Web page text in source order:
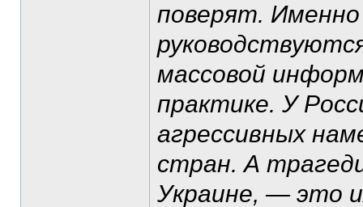
поверят.
массовой
практике. У
агрессивных
стран. А
Украине, — это